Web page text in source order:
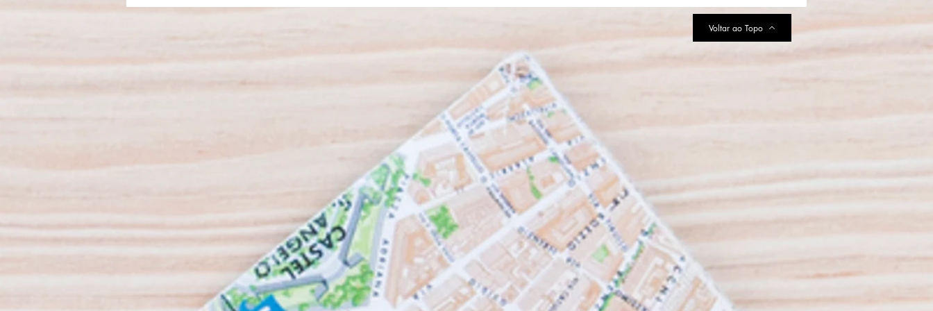
Municipal de Penafiel
Voltar ao Topo